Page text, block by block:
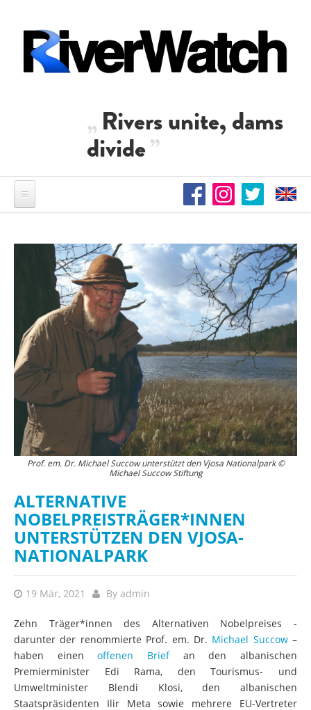
Rivers unite, dams
divide
Prof. em. Dr. Michael Succow unterstützt den Vjosa Nationalpark ©
Michael Succow Stiftung
ALTERNATIVE
NOBELPREISTRÄGER*INNEN
UNTERSTÜTZEN DEN VJOSA-
NATIONALPARK
19 Mär, 2021 By admin
Zehn Träger*innen des Alternativen Nobelpreises -
darunter der renommierte Prof. em. Dr. Michael Succow–
haben einenoffenen Briefan den albanischen
Premierminister Edi Rama, den Tourismus- und
Umweltminister Blendi Klosi, den albanischen
Staatspräsidenten Ilir Meta sowie mehrere EU-Vertreter